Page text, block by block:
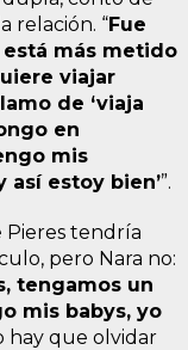
relación. “Fue
más metido
viajar
de ‘viaja
en
mis
estoy bien’”.
Pieres tendría
pero Nara no:
tengamos un
mis babys, yo
hay que olvidar